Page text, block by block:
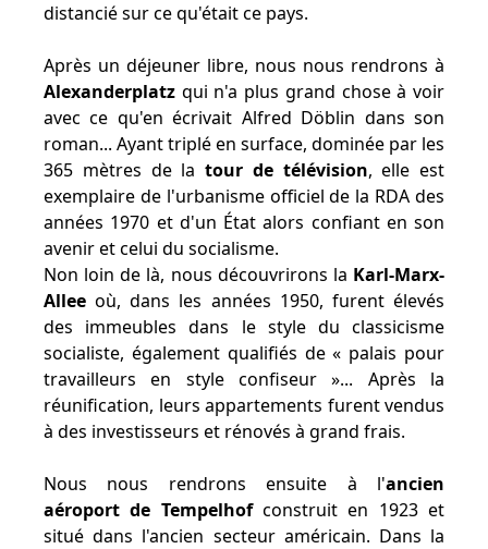
distancié sur ce qu'était ce pays.
Après un déjeuner libre, nous nous rendrons à
Alexanderplatz qui n'a plus grand chose à voir
avec ce qu'en écrivait Alfred Döblin dans son
roman... Ayant triplé en surface, dominée par les
365 mètres de la tour de télévision, elle est
exemplaire de l'urbanisme officiel de la RDA des
années 1970 et d'un État alors confiant en son
avenir et celui du socialisme.
Non loin de là, nous découvrirons la Karl-Marx-
Allee où, dans les années 1950, furent élevés
des immeubles dans le style du classicisme
socialiste, également qualifiés de « palais pour
travailleurs en style confiseur »... Après la
réunification, leurs appartements furent vendus
à des investisseurs et rénovés à grand frais.
Nous nous rendrons ensuite à l'ancien
aéroport de Tempelhofconstruit en 1923 et
situé dans l'ancien secteur américain. Dans la